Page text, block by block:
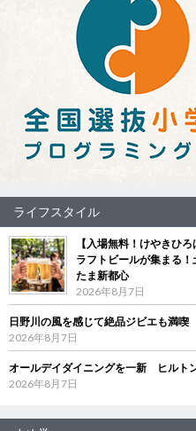
ライフスタイル
【入場無料！けやきひ
ラフトビールが集まる
たま新都心
2026年8月7日
日野川の風を感じて絶品ジビエも満
2026年8月7日
オールデイダイニングを一新 ヒルト
2026年8月7日